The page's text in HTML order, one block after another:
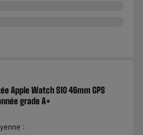
Apple Watch S10 46mm GPS
grade A+
: